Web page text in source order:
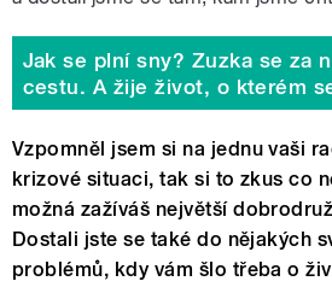
Jak se plní sny? Zuzka se za
cestu. A žije život, o kterém
Vzpomněl jsem si na jednu vaši
krizové situaci, tak si to zkus co
možná zažíváš největší
Dostali jste se také do nějakých
problémů, kdy vám šlo třeba o